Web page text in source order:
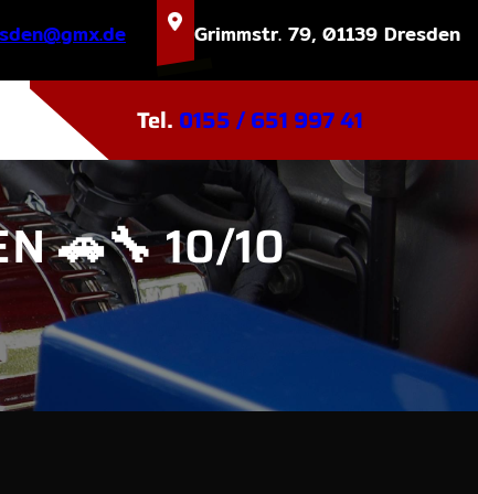
ed.xmg Grimmstr. 79, 01139 Dresden
Tel. 0155 / 651 997 41
🚗🔧 10/10